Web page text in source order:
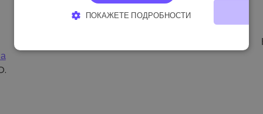
ПОКАЖЕТЕ ПОДРОБНОСТИ